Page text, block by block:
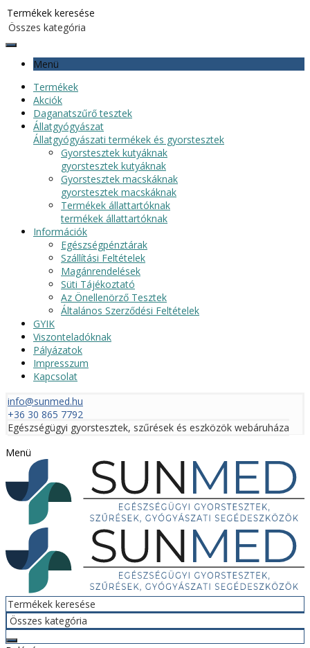
Menü
Termékek
Akciók
Daganatszűrő tesztek
Állatgyógyászat
Állatgyógyászati termékek és gyorstesztek
Gyorstesztek kutyáknak
gyorstesztek kutyáknak
Gyorstesztek macskáknak
gyorstesztek macskáknak
Termékek állattartóknak
termékek állattartóknak
Információk
Egészségpénztárak
Szállítási Feltételek
Magánrendelések
Süti Tájékoztató
Az Önellenörző Tesztek
Általános Szerződési Feltételek
GYIK
Viszonteladóknak
Pályázatok
Impresszum
Kapcsolat
info@sunmed.hu
+36 30 865 7792
Egészségügyi gyorstesztek, szűrések és eszközök webáruháza
Menü